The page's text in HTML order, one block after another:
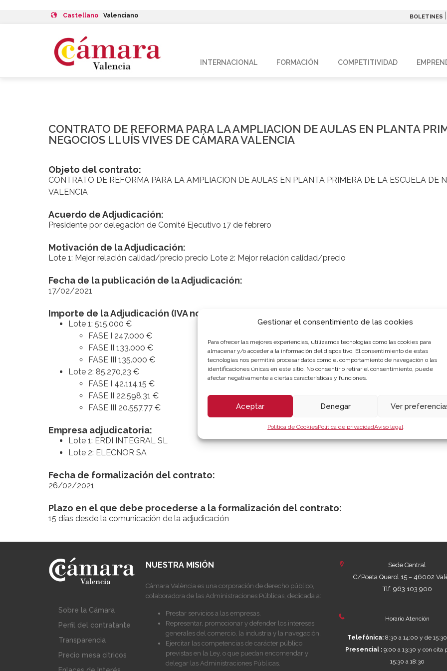
Gestionar el consentimiento de las cookies
Para ofrecer las mejores experiencias, utilizamos tecnologías como las cookies para
almacenar y/o acceder a la información del dispositivo. El consentimiento de estas
tecnologías nos permitirá procesar datos como el comportamiento de navegación o las
identificaciones únicas en este sitio. No consentir o retirar el consentimiento, puede
afectar negativamente a ciertas características y funciones.
Aceptar Denegar Ver
Política de CookiesPolítica de privacidadAviso legal
Castellano Valenciano BOLETINES
INTERNACIONAL FORMACIÓN COMPETITIVIDAD
CONTRATO DE REFORMA PARA LA AMPLIACION DE AULAS EN PLANTA
NEGOCIOS LLUÍS VIVES DE CÁMARA VALENCIA
Objeto del contrato:
CONTRATO DE REFORMA PARA LA AMPLIACION DE AULAS EN PLANTA PRIMERA DE LA ESCUELA DE
VALENCIA
Acuerdo de Adjudicación:
Presidente por delegación de Comité Ejecutivo 17 de febrero
Motivación de la Adjudicación:
Lote 1: Mejor relación calidad/precio precio Lote 2: Mejor relación calidad/precio
Fecha de la publicación de la Adjudicación:
17/02/2021
Importe de la Adjudicación (IVA no incluido):
Lote 1: 515.000 €
FASE I 247.000 €
FASE II 133.000 €
FASE III 135.000 €
Lote 2: 85.270,23 €
FASE I 42.114,15 €
FASE II 22.598,31 €
FASE III 20.557,77 €
Empresa adjudicatoria:
Lote 1: ERDI INTEGRAL SL
Lote 2: ELECNOR SA
Fecha de formalización del contrato:
26/02/2021
Plazo en el que debe procederse a la formalización del contrato:
15 días desde la comunicación de la adjudicación
Sobre la Cámara
Perfil del contratante
Transparencia
Precio mesa citricos
NUESTRA MISIÓN
Cámara València es una corporación de derecho público,
colaboradora de las Administraciones Públicas, dedicada a:
Prestar servicios a las empresas.
Representar, promocionar y defender los intereses
generales del comercio, la industria y la navegación.
Ejercitar las competencias de carácter público
previstas en la Ley, o que puedan encomendar y
delegar las Administraciones Públicas.
Sede Central
C/Poeta Querol 15 – 46002
Tlf. 963 103 900
Horario Atención
Telefónica:8:30 a 14:00 y de
Presencial :9:00 a 13:30 y con cita
15:30 a 18:30